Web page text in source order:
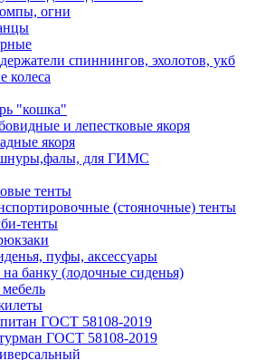
огни
спиннингов, эхолотов, укб
колеса
"кошка"
и лепестковые якоря
якоря
для ГИМС
тенты
(стояночные) тенты
тенты
пуфы, аксессуары
банку (лодочные сиденья)
ГОСТ 58108-2019
ГОСТ 58108-2019